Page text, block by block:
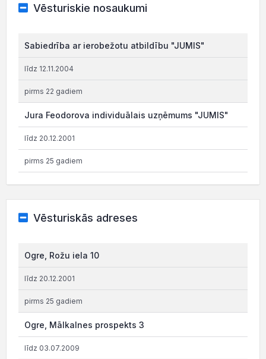
Vēsturiskie nosaukumi
Sabiedrība ar ierobežotu atbildību "JUMIS"
līdz 12.11.2004
pirms 22 gadiem
Jura Feodorova individuālais uzņēmums "JUMIS"
līdz 20.12.2001
pirms 25 gadiem
Vēsturiskās adreses
Ogre, Rožu iela 10
līdz 20.12.2001
pirms 25 gadiem
Ogre, Mālkalnes prospekts 3
līdz 03.07.2009